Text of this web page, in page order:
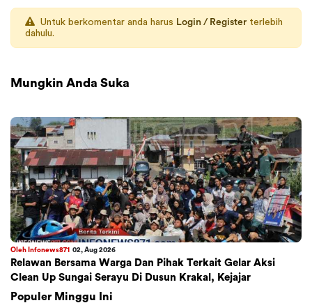
Untuk berkomentar anda harus Login / Register terlebih
dahulu.
Mungkin Anda Suka
Oleh Infonews871 02, Aug 2026
Relawan Bersama Warga Dan Pihak Terkait Gelar Aksi
Clean Up Sungai Serayu Di Dusun Krakal, Kejajar
Populer Minggu Ini